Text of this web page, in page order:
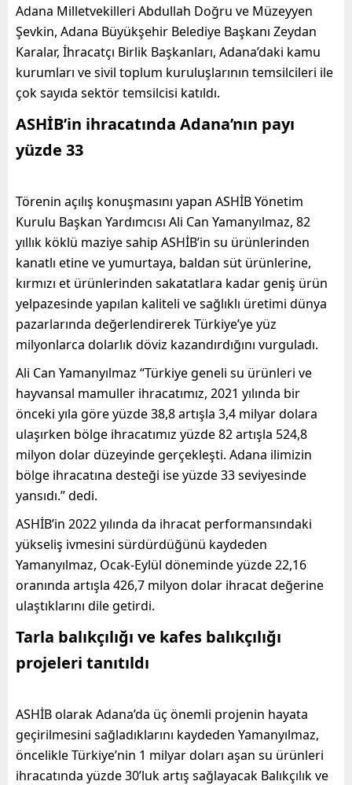
Adana Milletvekilleri Abdullah Doğru ve Müzeyyen
Şevkin, Adana Büyükşehir Belediye Başkanı Zeydan
Karalar, İhracatçı Birlik Başkanları, Adana’daki kamu
kurumları ve sivil toplum kuruluşlarının temsilcileri ile
çok sayıda sektör temsilcisi katıldı.
ASHİB’in ihracatında Adana’nın payı
yüzde 33
Törenin açılış konuşmasını yapan ASHİB Yönetim
Kurulu Başkan Yardımcısı Ali Can Yamanyılmaz, 82
yıllık köklü maziye sahip ASHİB’in su ürünlerinden
kanatlı etine ve yumurtaya, baldan süt ürünlerine,
kırmızı et ürünlerinden sakatatlara kadar geniş ürün
yelpazesinde yapılan kaliteli ve sağlıklı üretimi dünya
pazarlarında değerlendirerek Türkiye’ye yüz
milyonlarca dolarlık döviz kazandırdığını vurguladı.
Ali Can Yamanyılmaz “Türkiye geneli su ürünleri ve
hayvansal mamuller ihracatımız, 2021 yılında bir
önceki yıla göre yüzde 38,8 artışla 3,4 milyar dolara
ulaşırken bölge ihracatımız yüzde 82 artışla 524,8
milyon dolar düzeyinde gerçekleşti. Adana ilimizin
bölge ihracatına desteği ise yüzde 33 seviyesinde
yansıdı.” dedi.
ASHİB’in 2022 yılında da ihracat performansındaki
yükseliş ivmesini sürdürdüğünü kaydeden
Yamanyılmaz, Ocak-Eylül döneminde yüzde 22,16
oranında artışla 426,7 milyon dolar ihracat değerine
ulaştıklarını dile getirdi.
Tarla balıkçılığı ve kafes balıkçılığı
projeleri tanıtıldı
ASHİB olarak Adana’da üç önemli projenin hayata
geçirilmesini sağladıklarını kaydeden Yamanyılmaz,
öncelikle Türkiye’nin 1 milyar doları aşan su ürünleri
ihracatında yüzde 30’luk artış sağlayacak Balıkçılık ve